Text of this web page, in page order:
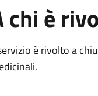
chi è
è rivolto a